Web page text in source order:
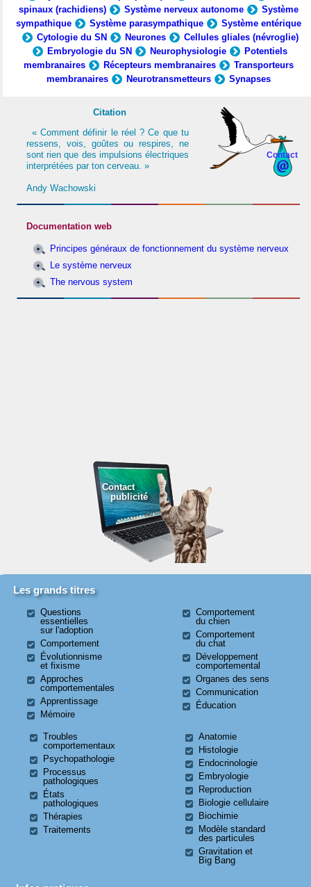
spinaux (rachidiens)
Système nerveux autonome
Système
sympathique
Système parasympathique
Système entérique
Cytologie du SN
Neurones
Cellules gliales (névroglie)
Embryologie du SN
Neurophysiologie
Potentiels
membranaires
Récepteurs membranaires
Transporteurs
membranaires
Neurotransmetteurs Synapses
Contact
Citation
« Comment définir le réel ? Ce que tu
ressens, vois, goûtes ou respires, ne
sont rien que des impulsions électriques
interprétées par ton cerveau. »
Andy Wachowski
Documentation web
Principes généraux de fonctionnement du système nerveux
Le système nerveux
The nervous system
Contact
publicité
Les grands titres
Questions
essentielles
sur l'adoption
Comportement
Évolutionnisme
et fixisme
Approches
comportementales
Apprentissage
Mémoire
Comportement
du chien
Comportement
du chat
Développement
comportemental
Organes des sens
Communication
Éducation
Troubles
comportementaux
Psychopathologie
Processus
pathologiques
États
pathologiques
Thérapies
Traitements
Anatomie
Histologie
Endocrinologie
Embryologie
Reproduction
Biologie cellulaire
Biochimie
Modèle standard
des particules
Gravitation et
Big Bang